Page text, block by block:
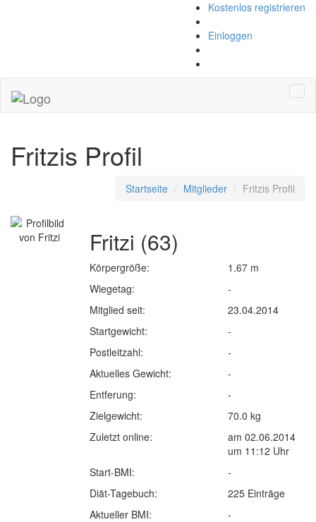
Kostenlos registrieren
Einloggen
Fritzis Profil
Startseite Mitglieder Fritzis Profil
Fritzi (63)
Körpergröße:
1.67 m
Wiegetag:
-
Mitglied seit:
23.04.2014
Startgewicht:
-
Postleitzahl:
-
Aktuelles Gewicht:
-
Entferung:
-
Zielgewicht:
70.0 kg
Zuletzt online:
am 02.06.2014
um 11:12 Uhr
Start-BMI:
-
Diät-Tagebuch:
225 Einträge
Aktueller BMI:
-